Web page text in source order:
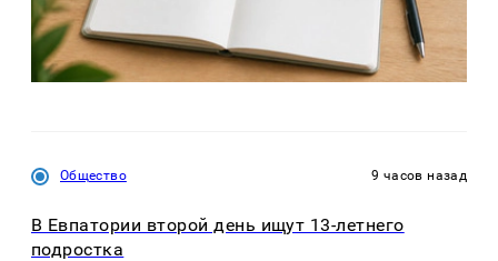
Общество 9 часов назад
В Евпатории второй день ищут 13-летнего
подростка